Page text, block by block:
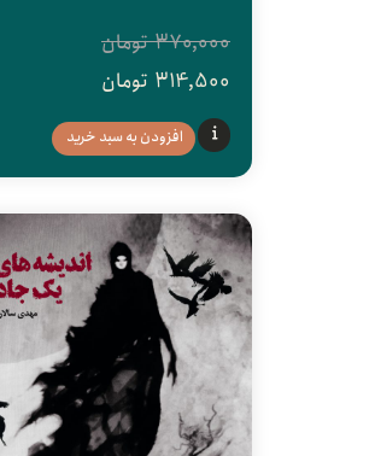
370,000 تومان
314,500 تومان
افزودن به سبد خرید